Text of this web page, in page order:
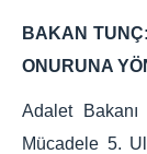
GÖRÜNTÜLÜ HABER
İLETİŞİM
BAKAN
ONURUNA
Adalet
Mücadele 5.